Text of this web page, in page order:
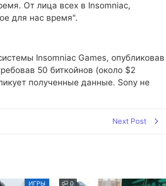
От лица всех в Insomniac,
для нас время".
Insomniac Games, опубликовав
50 биткойнов (около $2
полученные данные. Sony не
Next Post
ИГРЫ 0